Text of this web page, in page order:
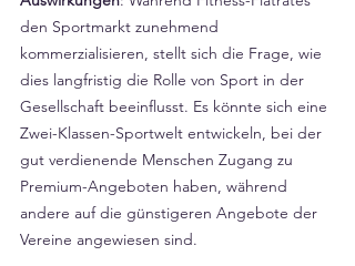
den Sportmarkt zunehmend
kommerzialisieren, stellt sich die Frage, wie
dies langfristig die Rolle von Sport in der
Gesellschaft beeinflusst. Es könnte sich eine
Zwei-Klassen-Sportwelt entwickeln, bei der
gut verdienende Menschen Zugang zu
Premium-Angeboten haben, während
andere auf die günstigeren Angebote der
Vereine angewiesen sind.